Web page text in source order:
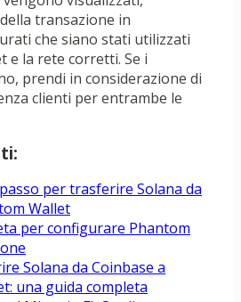
transazione in
che siano stati utilizzati
e la rete corretti. Se i
prendi in considerazione di
clienti per entrambe le
per trasferire Solana da
Wallet
per configurare Phantom
Solana da Coinbase a
una guida completa